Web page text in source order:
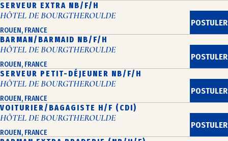
SERVEUR EXTRA NB/F/H
HÔTEL DE BOURGTHEROULDE
ROUEN, FRANCE
POSTULER
BARMAN/BARMAID NB/F/H
HÔTEL DE BOURGTHEROULDE
ROUEN, FRANCE
POSTULER
SERVEUR PETIT-DÉJEUNER NB/F/H
HÔTEL DE BOURGTHEROULDE
ROUEN, FRANCE
POSTULER
VOITURIER/BAGAGISTE H/F (CDI)
HÔTEL DE BOURGTHEROULDE
ROUEN, FRANCE
POSTULER